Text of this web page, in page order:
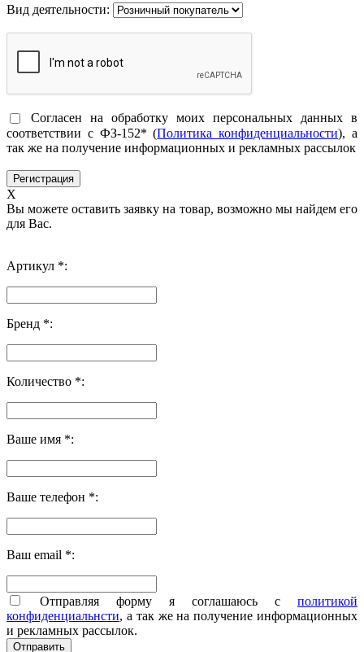
Вид деятельности:
Согласен на обработку моих персональных данных в
соответствии с ФЗ-152* (Политика конфиденциальности), а
так же на получение информационных и рекламных рассылок
X
Вы можете оставить заявку на товар, возможно мы найдем его
для Вас.
Артикул *:
Бренд *:
Количество *:
Ваше имя *:
Ваше телефон *:
Ваш email *:
Отправляя форму я соглашаюсь с политикой
конфиденциальнсти, а так же на получение информационных
и рекламных рассылок.